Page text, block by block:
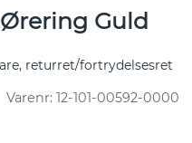
Ørering Guld
returret/fortrydelsesret
Varenr: 12-101-00592-0000